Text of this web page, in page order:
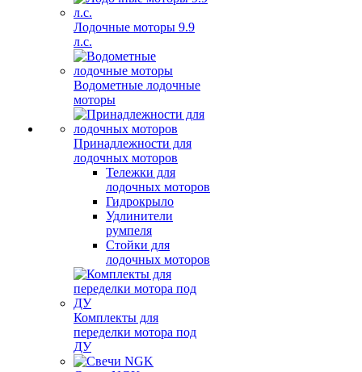
Лодочные моторы 9.9
л.с.
Водометные лодочные
моторы
Принадлежности для
лодочных моторов
Тележки для
лодочных моторов
Гидрокрыло
Удлинители
румпеля
Стойки для
лодочных моторов
Комплекты для
переделки мотора под
ДУ